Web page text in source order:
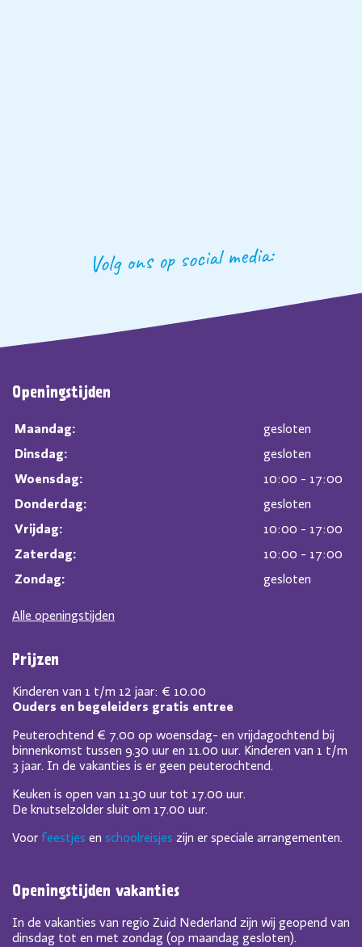
Volg ons op social media:
Openingstijden
Maandag:
gesloten
Dinsdag:
gesloten
Woensdag:
10:00 - 17:00
Donderdag:
gesloten
Vrijdag:
10:00 - 17:00
Zaterdag:
10:00 - 17:00
Zondag:
gesloten
Alle openingstijden
Prijzen
Kinderen van 1 t/m 12 jaar: € 10.00
Ouders en begeleiders gratis entree
Peuterochtend € 7.00 op woensdag- en vrijdagochtend bij
binnenkomst tussen 9.30 uur en 11.00 uur. Kinderen van 1 t/m
3 jaar. In de vakanties is er geen peuterochtend.
Keuken is open van 11.30 uur tot 17.00 uur.
De knutselzolder sluit om 17.00 uur.
Voor feestjes en schoolreisjes zijn er speciale arrangementen.
Openingstijden vakanties
In de vakanties van regio Zuid Nederland zijn wij geopend van
dinsdag tot en met zondag (op maandag gesloten).